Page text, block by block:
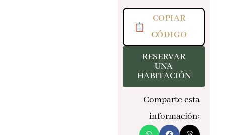
COPIAR
CÓDIGO
RESERVAR
UNA
HABITACIÓN
Comparte esta
información: